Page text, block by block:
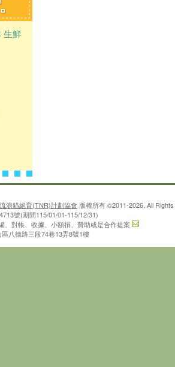
生鮮
浪貓絕育(TNR)計劃協會 版權所有 ©2011-2026. All
號(期間115/01/01-115/12/31)
、對帳、收據、小額捐、贊助或是合作提案
八德路三段74巷13弄8號1樓